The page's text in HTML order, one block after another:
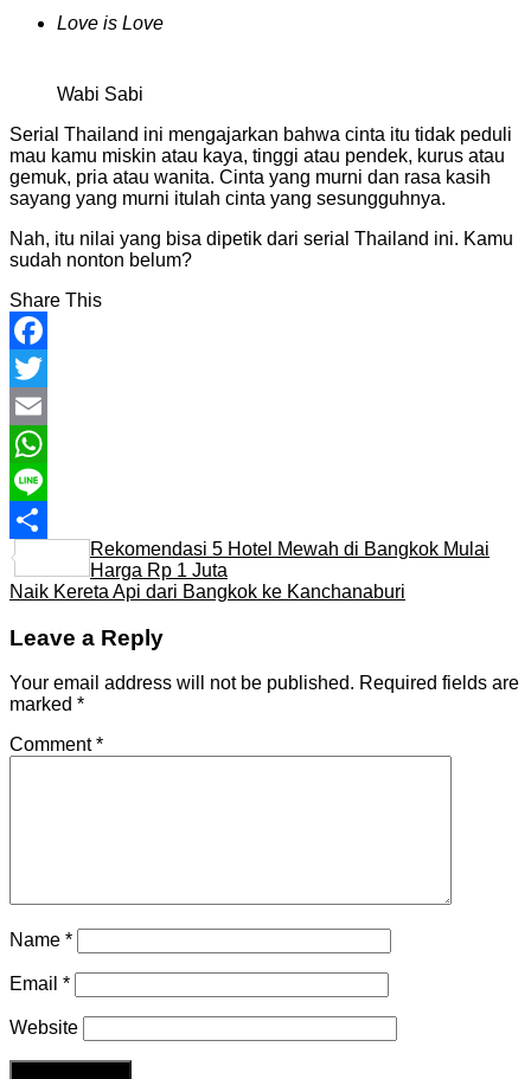
Love is Love
Wabi Sabi
Serial Thailand ini mengajarkan bahwa cinta itu tidak peduli
mau kamu miskin atau kaya, tinggi atau pendek, kurus atau
gemuk, pria atau wanita. Cinta yang murni dan rasa kasih
sayang yang murni itulah cinta yang sesungguhnya.
Nah, itu nilai yang bisa dipetik dari serial Thailand ini. Kamu
sudah nonton belum?
Share This
Facebook
Twitter
Email
WhatsApp
Line
Share
Rekomendasi 5 Hotel Mewah di Bangkok Mulai
Harga Rp 1 Juta
Naik Kereta Api dari Bangkok ke Kanchanaburi
Leave a Reply
Your email address will not be published. Required fields are
marked *
Comment*
Name *
Email *
Website